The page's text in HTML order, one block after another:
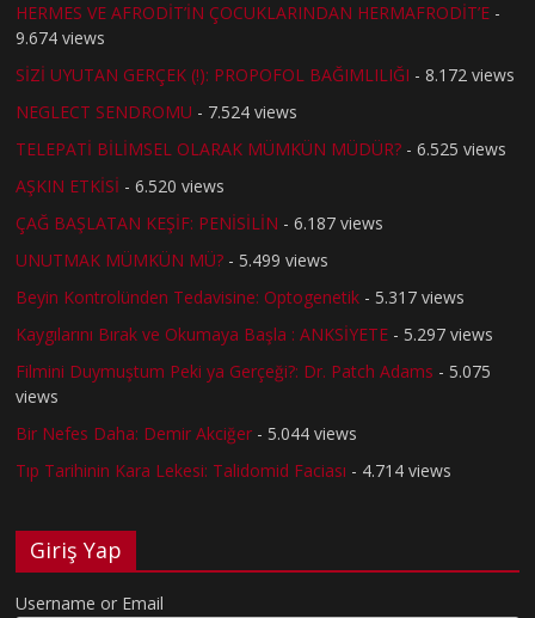
HERMES VE AFRODİT’İN ÇOCUKLARINDAN HERMAFRODİT’E -
9.674 views
SİZİ UYUTAN GERÇEK (!): PROPOFOL BAĞIMLILIĞI - 8.172 views
NEGLECT SENDROMU - 7.524 views
TELEPATİ BİLİMSEL OLARAK MÜMKÜN MÜDÜR? - 6.525 views
AŞKIN ETKİSİ - 6.520 views
ÇAĞ BAŞLATAN KEŞİF: PENİSİLİN - 6.187 views
UNUTMAK MÜMKÜN MÜ? - 5.499 views
Beyin Kontrolünden Tedavisine: Optogenetik - 5.317 views
Kaygılarını Bırak ve Okumaya Başla : ANKSİYETE - 5.297 views
Filmini Duymuştum Peki ya Gerçeği?: Dr. Patch Adams - 5.075
views
Bir Nefes Daha: Demir Akciğer - 5.044 views
Tıp Tarihinin Kara Lekesi: Talidomid Faciası - 4.714 views
Giriş Yap
Username or Email